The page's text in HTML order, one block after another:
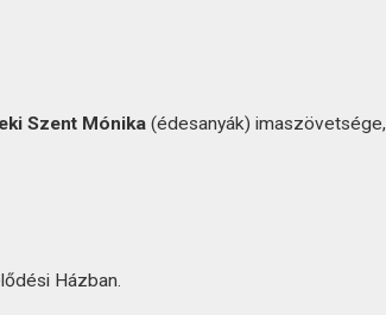
Szent Mónika (édesanyák) imaszövetsége,
Házban.